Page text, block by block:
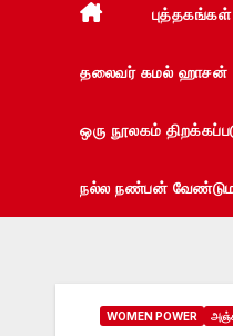
தலைவர் கமல் ஹாசன்
ஒரு நூலகம்
நல்ல நண்பன்
WOMEN POWER